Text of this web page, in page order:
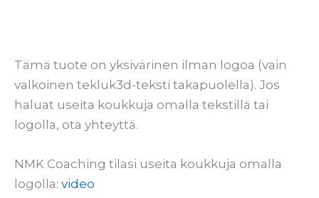
Tämä tuote on yksivärinen ilman logoa (vain
valkoinen tekluk3d-teksti takapuolella). Jos
haluat useita koukkuja omalla tekstillä tai
logolla, ota yhteyttä.
NMK Coaching tilasi useita koukkuja omalla
logolla: video